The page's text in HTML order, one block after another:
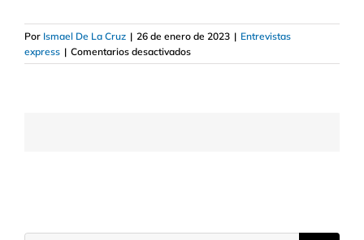
Por Ismael De La Cruz | 26 de enero de 2023 | Entrevistas
express | Comentarios desactivadosen
La